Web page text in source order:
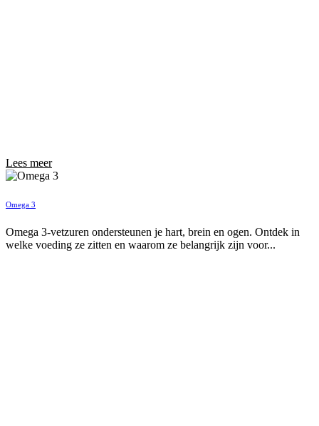
Lees meer
Omega 3
Omega 3-vetzuren ondersteunen je hart, brein en ogen. Ontdek in
welke voeding ze zitten en waarom ze belangrijk zijn voor...